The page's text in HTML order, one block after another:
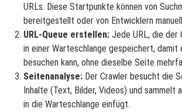
URLs. Diese Startpunkte können von
bereitgestellt oder von Entwicklern
URL-Queue erstellen: Jede URL, die der
in einer Warteschlange gespeichert,
besuchen kann, ohne dieselbe Seite
Seitenanalyse: Der Crawler besucht die
Inhalte (Text, Bilder, Videos) und sammelt
in die Warteschlange einfügt.